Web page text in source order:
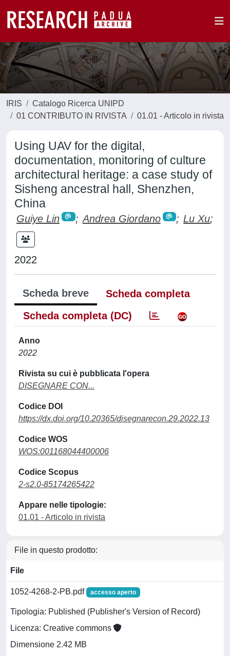
IRIS
Catalogo Ricerca UNIPD
01 CONTRIBUTO IN RIVISTA
01.01 - Articolo in rivista
Using UAV for the digital,
documentation, monitoring of culture
architectural heritage: a case study of
Sisheng ancestral hall, Shenzhen,
China
Guiye Lin ; Andrea Giordano ; Lu Xu;
2022
Scheda breve
Scheda completa
Scheda completa (DC)
Anno
2022
Rivista su cui è pubblicata l'opera
DISEGNARE CON...
Codice DOI
https://dx.doi.org/10.20365/disegnarecon.29.2022.13
Codice WOS
WOS:001168044400006
Codice Scopus
2-s2.0-85174265422
Appare nelle tipologie:
01.01 - Articolo in rivista
File in questo prodotto:
File
1052-4268-2-PB.pdf accesso aperto
Tipologia: Published (Publisher's Version of Record)
Licenza: Creative commons
Dimensione 2.42 MB